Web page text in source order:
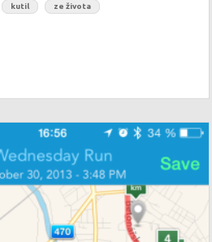
kutil ze života